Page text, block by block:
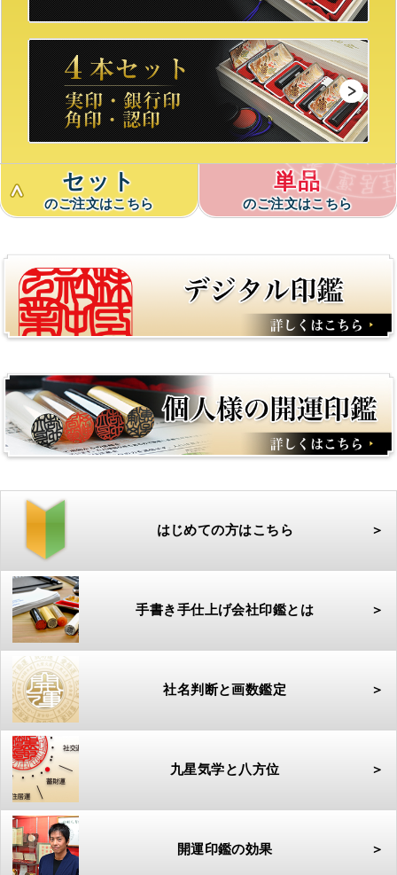
セット
のご注文はこちら
単品
のご注文はこちら
はじめての方はこちら ＞
手書き手仕上げ会社印鑑とは ＞
社名判断と画数鑑定 ＞
九星気学と八方位 ＞
開運印鑑の効果 ＞